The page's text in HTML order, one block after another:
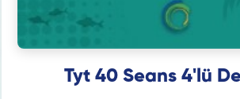
Tyt 40 Seans 4'lü